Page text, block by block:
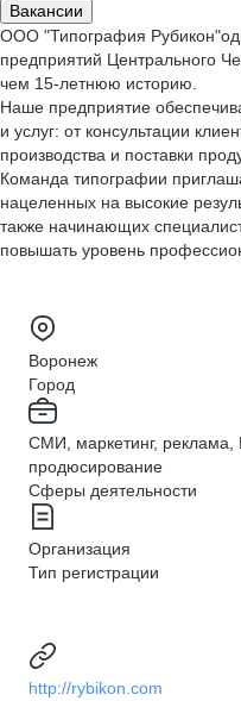
Вакансии
ООО "Типография
предприятий Центрального
чем 15-летнюю историю.
Наше предприятие
и услуг: от консультации
производства и поставки
Команда типографии
нацеленных на высокие
также начинающих
повышать уровень
Воронеж
Город
СМИ, маркетинг, реклама,
продюсирование
Сферы деятельности
Организация
Тип регистрации
http://rybikon.com